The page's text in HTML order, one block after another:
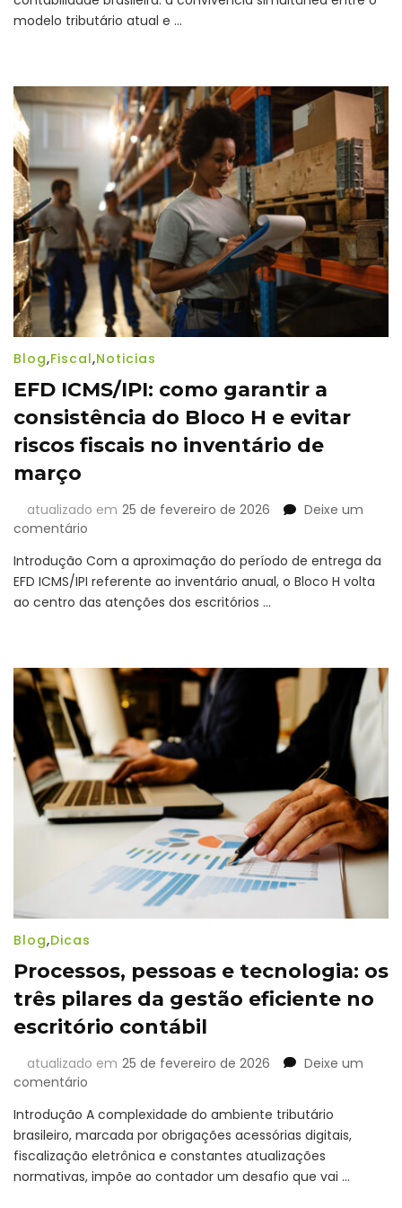
como
contábil
para
conviver
com
dois
sistemas
tributários
modelo tributário atual e …
Blog,Fiscal,Noticias
EFD ICMS/IPI: como garantir a
consistência do Bloco H e evitar
riscos fiscais no inventário de
março
atualizado em 25 de fevereiro de 2026
Deixe um
comentário
ICMS/IPI:
como
garantir
Bloco
evitar
riscos
fiscais
no
inventário
de
março
Introdução Com a aproximação do período de entrega da
EFD ICMS/IPI referente ao inventário anual, o Bloco H volta
ao centro das atenções dos escritórios …
Blog,Dicas
Processos, pessoas e tecnologia: os
três pilares da gestão eficiente no
escritório contábil
atualizado em 25 de fevereiro de 2026
Deixe um
comentário
pessoas
e
tecnologia:
os
Introdução A complexidade do ambiente tributário
brasileiro, marcada por obrigações acessórias digitais,
fiscalização eletrônica e constantes atualizações
normativas, impõe ao contador um desafio que vai …